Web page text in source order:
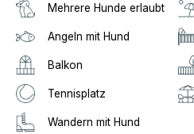
Mehrere Hunde erlaubt
Angeln mit Hund
Balkon
Tennisplatz
Wandern mit Hund